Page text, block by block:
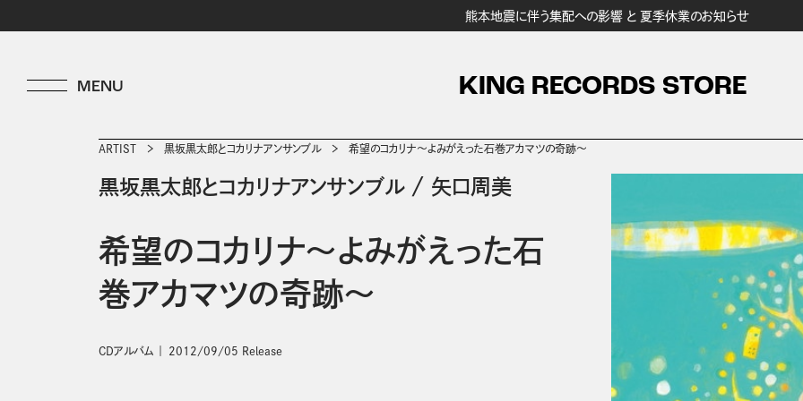
熊本地震に伴う集配への影響 と 夏季休業のお知らせ
KING RECORDS STORE
ARTIST 黒坂黒太郎とコカリナアンサンブル 希望のコカリナ～よみがえった石巻アカマツの奇跡～
黒坂黒太郎とコカリナアンサンブル/ 矢口周美
希望のコカリナ～よみがえった石
巻アカマツの奇跡～
CDアルバム 2012/09/05 Release